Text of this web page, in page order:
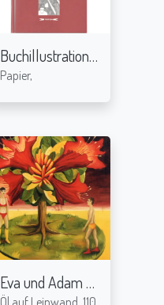
Buchillustration2003
Papier,
Eva und Adam
2004